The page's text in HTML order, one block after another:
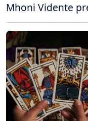
Mhoni Vidente